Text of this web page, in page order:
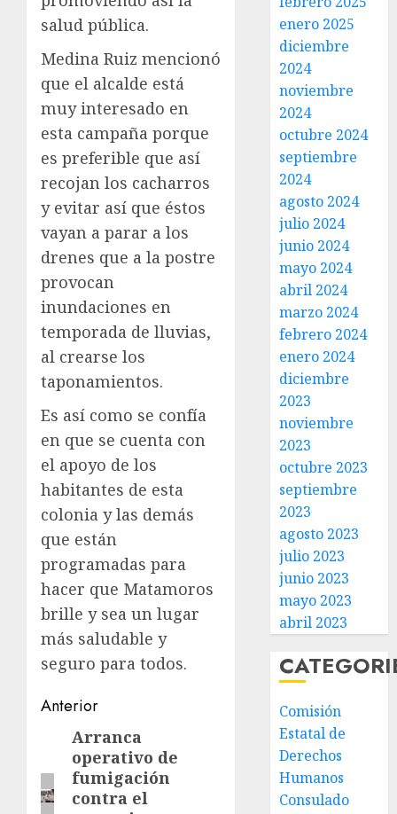
salud pública.
Medina Ruiz mencionó
que el alcalde está
muy interesado en
esta campaña porque
es preferible que así
recojan los cacharros
y evitar así que éstos
vayan a parar a los
drenes que a la postre
provocan
inundaciones en
temporada de lluvias,
al crearse los
taponamientos.
Es así como se confía
en que se cuenta con
el apoyo de los
habitantes de esta
colonia y las demás
que están
programadas para
hacer que Matamoros
brille y sea un lugar
más saludable y
seguro para todos.
Post
navigation
Anterior
Entrada
anterior:
Arranca
operativo de
fumigación
contra el
enero 2025
diciembre
2024
noviembre
2024
octubre 2024
septiembre
2024
agosto 2024
julio 2024
junio 2024
mayo 2024
abril 2024
marzo 2024
febrero 2024
enero 2024
diciembre
2023
noviembre
2023
octubre 2023
septiembre
2023
agosto 2023
julio 2023
junio 2023
mayo 2023
abril 2023
Comisión
Estatal de
Derechos
Humanos
Consulado